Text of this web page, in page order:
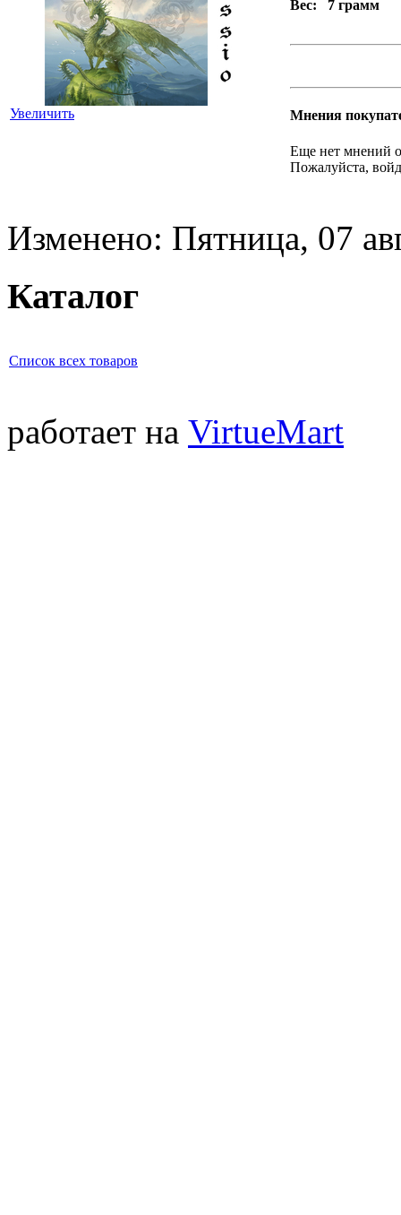
Увеличить
Вес: 7 грамм
Мнения
Еще нет мнений
Пожалуйста,
Изменено: Пятница, 07
Каталог
Список всех товаров
работает на VirtueMart